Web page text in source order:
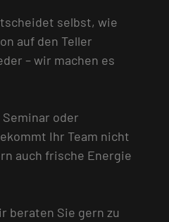
selbst, wie
auf den Teller
– wir machen es
oder
Ihr Team nicht
auch frische Energie
beraten Sie gern zu